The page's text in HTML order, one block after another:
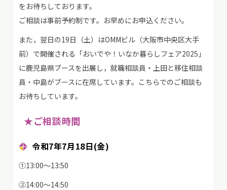
をお待ちしております。
ご相談は事前予約制です。お早めにお申込ください。
また，翌日の19日（土）はOMMビル（大阪市中央区大手
前）で開催される「おいでや！いなか暮らしフェア2025」
に鹿児島県ブースを出展し，就職相談員・上田と移住相談
員・中島がブースに在席しています。こちらでのご相談も
お待ちしています。
★ご相談時間
令和7年7月18日(金)
①13:00～13:50
②14:00～14:50